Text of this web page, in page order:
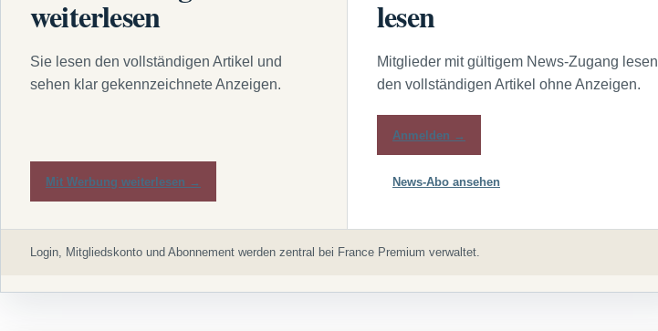
weiterlesen
Sie lesen den vollständigen Artikel und
sehen klar gekennzeichnete Anzeigen.
Mit Werbung weiterlesen →
lesen
Mitglieder mit gültigem News-Zugang lesen
den vollständigen Artikel ohne Anzeigen.
Anmelden →
News-Abo ansehen
Login, Mitgliedskonto und Abonnement werden zentral bei France Premium verwaltet.